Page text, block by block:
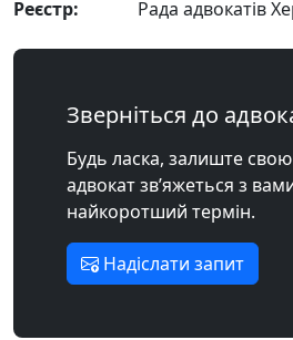
Реєстр:
Рада адвокатів
Зверніться до
Будь ласка, залиште свою
адвокат зв’яжеться з
найкоротший термін.
Надіслати запит